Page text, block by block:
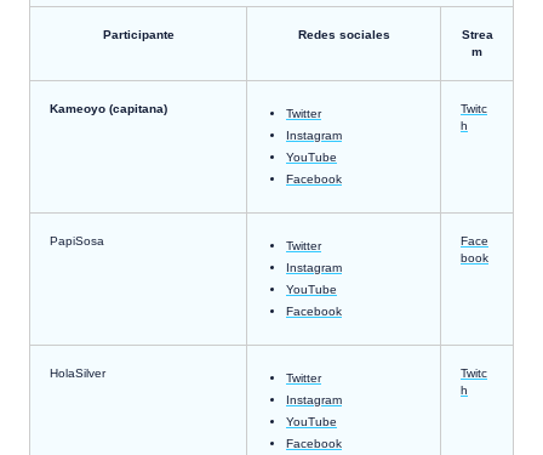
Participante Redes sociales
Strea
m
Kameoyo (capitana)
Twitter
Instagram
YouTube
Facebook
Twitc
h
PapiSosa
Twitter
Instagram
YouTube
Facebook
Face
book
HolaSilver
Twitter
Instagram
YouTube
Facebook
Twitc
h